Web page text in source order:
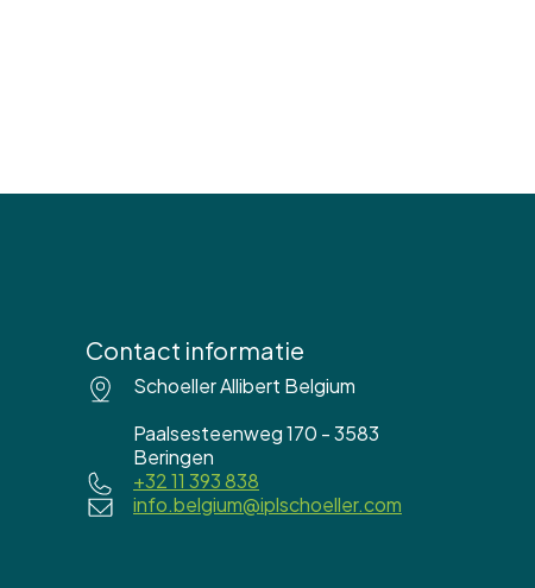
Contact informatie
Schoeller Allibert Belgium
Paalsesteenweg 170 - 3583
Beringen
+32 11 393 838
info.belgium@iplschoeller.com